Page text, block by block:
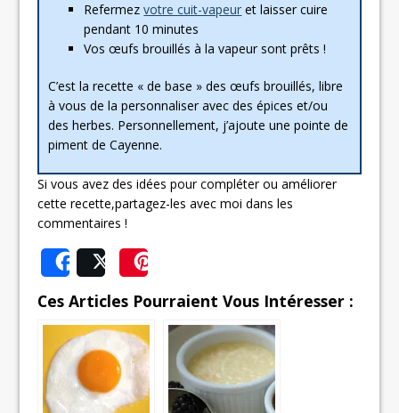
Refermezvotre cuit-vapeur et laisser cuire
pendant 10 minutes
Vos œufs brouillés à la vapeur sont prêts !
C’est la recette « de base » des œufs brouillés, libre
à vous de la personnaliser avec des épices et/ou
des herbes. Personnellement, j’ajoute une pointe de
piment de Cayenne.
Si vous avez des idées pour compléter ou améliorer
cette recette,partagez-les avec moi dans les
commentaires !
SharePost
Ces Articles Pourraient Vous Intéresser :